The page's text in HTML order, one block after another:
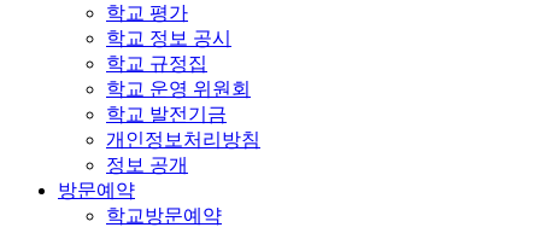
학교 평가
학교 정보 공시
학교 규정집
학교 운영 위원회
학교 발전기금
개인정보처리방침
정보 공개
방문예약
학교방문예약